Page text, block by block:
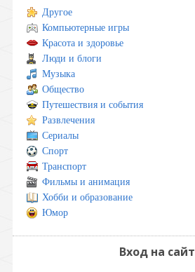
Другое
Компьютерные игры
Красота и здоровье
Люди и блоги
Музыка
Общество
Путешествия и события
Развлечения
Сериалы
Спорт
Транспорт
Фильмы и анимация
Хобби и образование
Юмор
Вход на сайт